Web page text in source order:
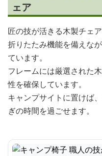
ェア
匠の技が活きる木製チェア
折りたたみ機能を備えな
ています。
フレームには厳選された
性を確保しています。
キャンプサイトに置けば
ぎの時間を過ごせます。